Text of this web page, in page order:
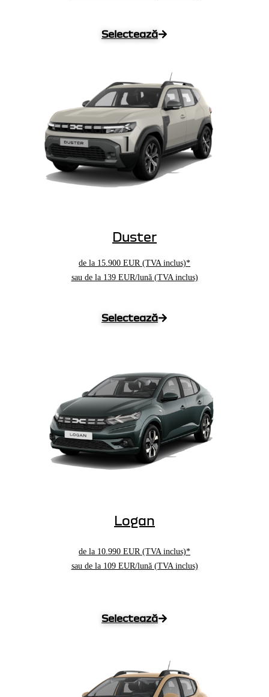
Selectează
Duster
de la 15.900 EUR (TVA inclus)*
sau de la 139 EUR/lună (TVA inclus)
Logan
de la 10.990 EUR (TVA inclus)*
sau de la 109 EUR/lună (TVA inclus)
Selectează
Selectează